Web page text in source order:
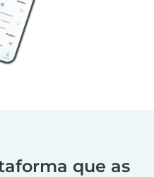
que as